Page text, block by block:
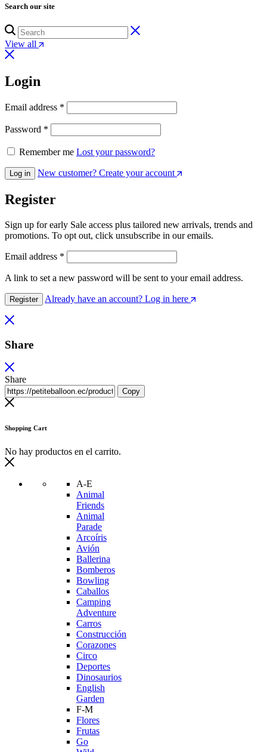
Search our site
View all
Login
Email address *
Password *
Remember me Lost your password?
Log in New customer? Create your account
Register
Sign up for early Sale access plus tailored new arrivals, trends and
promotions. To opt out, click unsubscribe in our emails.
Email address *
A link to set a new password will be sent to your email address.
Register Already have an account? Log in here
Share
Share
Copy
Shopping Cart
No hay productos en el carrito.
A-E
Animal
Friends
Animal
Parade
Arcoíris
Avión
Ballerina
Bomberos
Bowling
Caballos
Camping
Adventure
Carros
Construcción
Corazones
Circo
Deportes
Dinosaurios
English
Garden
F-M
Flores
Frutas
Go